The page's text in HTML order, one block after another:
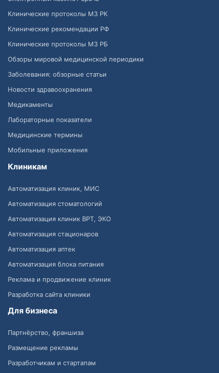
Клинические протоколы МЗ РК
Клинические рекомендации РФ
Клинические протоколы МЗ РБ
Обзоры мировой медицинской периодики
Заболевания: обзорные статьи
Новости здравоохранения
Медикаменты
Лабораторные показатели
Медицинские термины
Мобильные приложения
Клиникам
Автоматизация клиник, МИС
Автоматизация стоматологий
Автоматизация клиник ВРТ, ЭКО
Автоматизация стационаров
Автоматизация аптек
Автоматизация блока питания
Реклама и продвижение клиник
Разработка сайта клиники
Для бизнеса
Партнёрство, франшиза
Размещение рекламы
Разработчикам и стартапам